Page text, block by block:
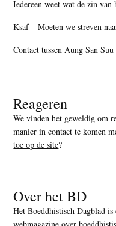
Iedereen weet wat de zin van
Ksaf – Moeten we streven
Contact tussen Aung San
Reageren
We vinden het geweldig om
manier in contact te komen
toe op de site?
Over het BD
Het Boeddhistisch Dagblad